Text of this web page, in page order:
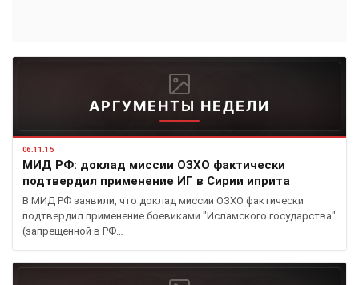
АРГУМЕНТЫ НЕДЕЛИ
06.11.15
МИД РФ: доклад миссии ОЗХО фактически
подтвердил применение ИГ в Сирии иприта
В МИД РФ заявили, что доклад миссии ОЗХО фактически
подтвердил применение боевиками "Исламского государства"
(запрещенной в РФ…